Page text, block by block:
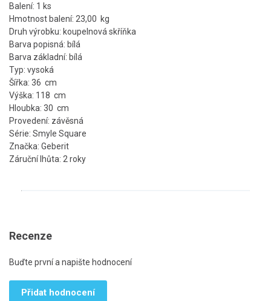
Balení: 1 ks
Hmotnost balení: 23,00 kg
Druh výrobku: koupelnová skříňka
Barva popisná: bílá
Barva základní: bílá
Typ: vysoká
Šířka: 36 cm
Výška: 118 cm
Hloubka: 30 cm
Provedení: závěsná
Série: Smyle Square
Značka: Geberit
Záruční lhůta: 2 roky
Recenze
Buďte první a napište hodnocení
Přidat hodnocení